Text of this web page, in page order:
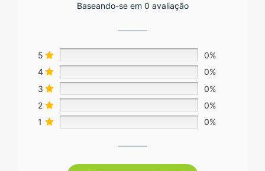
Baseando-se em 0 avaliação
5
0%
4
0%
3
0%
2
0%
1
0%